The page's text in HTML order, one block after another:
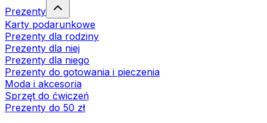
Prezenty
Karty podarunkowe
Prezenty dla rodziny
Prezenty dla niej
Prezenty dla niego
Prezenty do gotowania i pieczenia
Moda i akcesoria
Sprzęt do ćwiczeń
Prezenty do 50 zł